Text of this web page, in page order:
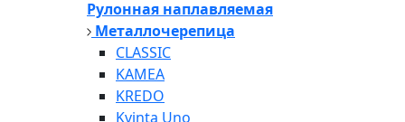
Рулонная наплавляемая
Металлочерепица
CLASSIC
KAMEA
KREDO
Kvinta Uno